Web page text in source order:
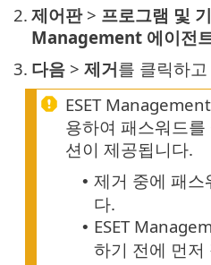
2. 제어판> 프로그램 및
Management 에이전
3. 다음 > 제거를 클릭하
ESET
용하여 패스워드
션이 제공됩니다.
• 제거 중에 패스
다.
• ESET
하기 전에 먼